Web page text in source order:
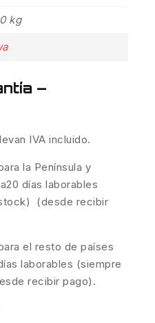
kg
–
IVA incluido.
la Península y
días laborables
(desde recibir
el resto de países
laborables (siempre
recibir pago).